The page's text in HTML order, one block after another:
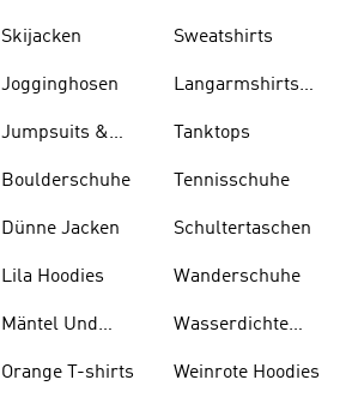
Skijacken
Jogginghosen
Jumpsuits &
Boulderschuhe
Dünne Jacken
Lila Hoodies
Mäntel Und
Orange T-shirts
Sweatshirts
Langarmshirts
Tanktops
Tennisschuhe
Schultertaschen
Wanderschuhe
Wasserdichte
Weinrote Hoodies